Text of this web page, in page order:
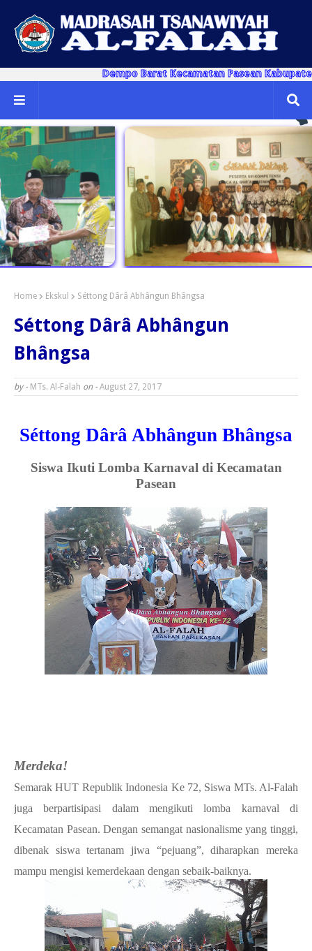
Dempo Barat Kecamatan Pasean Kabupaten
Home Ekskul Séttong Dârâ Abhângun Bhângsa
Séttong Dârâ Abhângun
Bhângsa
by - MTs. Al-Falah on - August 27, 2017
Séttong Dârâ Abhângun Bhângsa
Siswa Ikuti Lomba Karnaval di Kecamatan
Pasean
Merdeka!
Semarak HUT Republik Indonesia Ke 72, Siswa MTs. Al-Falah
juga berpartisipasi dalam mengikuti lomba karnaval di
Kecamatan Pasean. Dengan semangat nasionalisme yang tinggi,
dibenak siswa tertanam jiwa “pejuang”, diharapkan mereka
mampu mengisi kemerdekaan dengan sebaik-baiknya.